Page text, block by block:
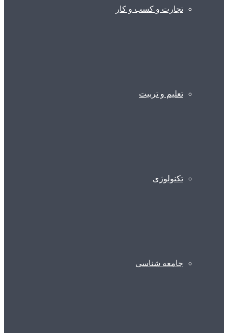
تجارت و کسب و کار
تعلیم و تربیت
تکنولوژی
جامعه شناسی